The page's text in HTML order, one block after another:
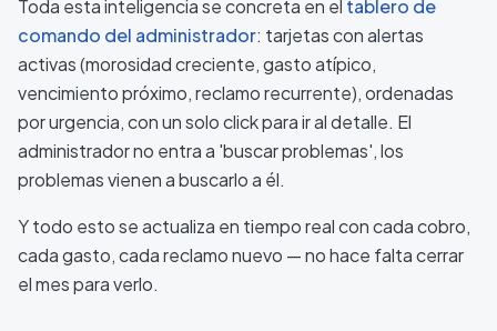
Toda esta inteligencia se concreta en el tablero de
comando del administrador: tarjetas con alertas
activas (morosidad creciente, gasto atípico,
vencimiento próximo, reclamo recurrente), ordenadas
por urgencia, con un solo click para ir al detalle. El
administrador no entra a 'buscar problemas', los
problemas vienen a buscarlo a él.
Y todo esto se actualiza en tiempo real con cada cobro,
cada gasto, cada reclamo nuevo — no hace falta cerrar
el mes para verlo.